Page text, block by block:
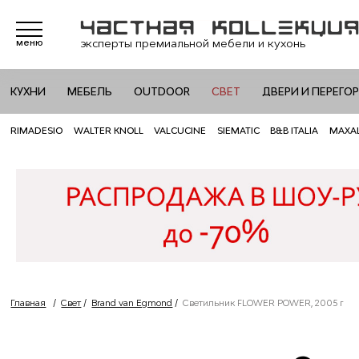
меню эксперты премиальной мебели и кухонь
КУХНИ МЕБЕЛЬ OUTDOOR СВЕТ ДВЕРИ И
RIMADESIO WALTER KNOLL VALCUCINE SIEMATIC B&B ITALIA
Главная /Свет/ Brand van Egmond /Светильник FLOWER POWER, 2005 г